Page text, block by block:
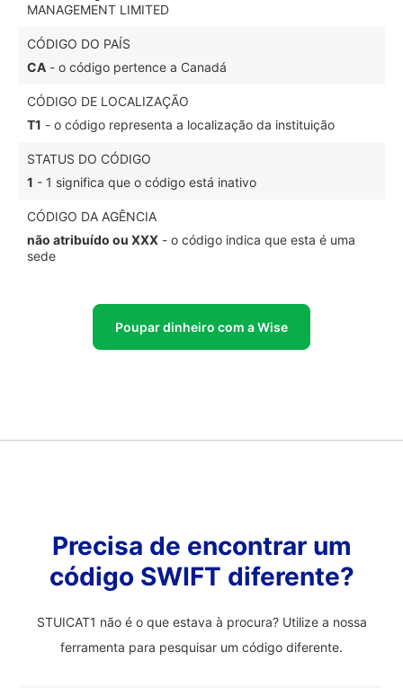
MANAGEMENT LIMITED
CÓDIGO DO PAÍS
CA - o código pertence a Canadá
CÓDIGO DE LOCALIZAÇÃO
T1 - o código representa a localização da instituição
STATUS DO CÓDIGO
1 - 1 significa que o código está inativo
CÓDIGO DA AGÊNCIA
não atribuído ou XXX - o código indica que esta é uma
sede
Poupar dinheiro com a Wise
Precisa de encontrar um
código SWIFT diferente?
STUICAT1 não é o que estava à procura? Utilize a nossa
ferramenta para pesquisar um código diferente.